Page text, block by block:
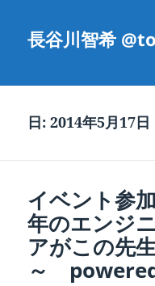
長谷川智希
日:2014年5月17日
イベント参
年のエンジ
アがこの先
～ powered